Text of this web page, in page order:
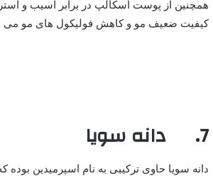
همچنین از پوست اسکالپ در برابر آسیب و
کیفیت ضعیف مو و کاهش فولیکول های مو می
7. دانه سویا
دانه سویا حاوی ترکیبی به نام اسپرمیدین